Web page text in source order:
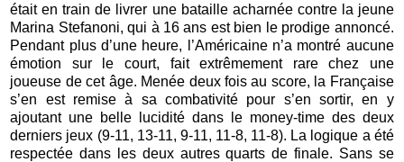
était en train de livrer une bataille acharnée contre la jeune
Marina Stefanoni, qui à 16 ans est bien le prodige annoncé.
Pendant plus d’une heure, l’Américaine n’a montré aucune
émotion sur le court, fait extrêmement rare chez une
joueuse de cet âge. Menée deux fois au score, la Française
s’en est remise à sa combativité pour s’en sortir, en y
ajoutant une belle lucidité dans le money-time des deux
derniers jeux (9-11, 13-11, 9-11, 11-8, 11-8). La logique a été
respectée dans les deux autres quarts de finale. Sans se